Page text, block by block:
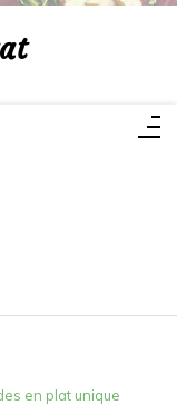
en plat unique